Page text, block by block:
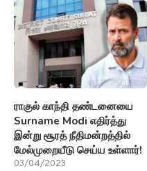
ராகுல் காந்தி தண்டனையை
Surname Modi எதிர்த்து
இன்று சூரத் நீதிமன்றத்தில்
மேல்முறையீடு செய்ய உள்ளார்!
03/04/2023